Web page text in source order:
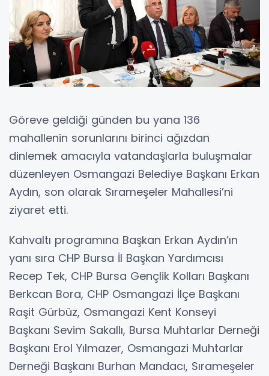
Göreve geldiği günden bu yana 136
mahallenin sorunlarını birinci ağızdan
dinlemek amacıyla vatandaşlarla buluşmalar
düzenleyen Osmangazi Belediye Başkanı Erkan
Aydın, son olarak Sırameşeler Mahallesi’ni
ziyaret etti.
Kahvaltı programına Başkan Erkan Aydın’ın
yanı sıra CHP Bursa İl Başkan Yardımcısı
Recep Tek, CHP Bursa Gençlik Kolları Başkanı
Berkcan Bora, CHP Osmangazi İlçe Başkanı
Raşit Gürbüz, Osmangazi Kent Konseyi
Başkanı Sevim Sakallı, Bursa Muhtarlar Derneği
Başkanı Erol Yılmazer, Osmangazi Muhtarlar
Derneği Başkanı Burhan Mandacı, Sırameşeler